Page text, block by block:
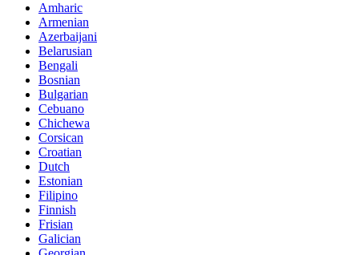
Amharic
Armenian
Azerbaijani
Belarusian
Bengali
Bosnian
Bulgarian
Cebuano
Chichewa
Corsican
Croatian
Dutch
Estonian
Filipino
Finnish
Frisian
Galician